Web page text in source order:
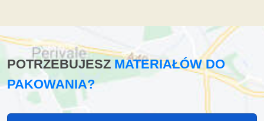
POTRZEBUJESZMATERIAŁÓW DO
PAKOWANIA?